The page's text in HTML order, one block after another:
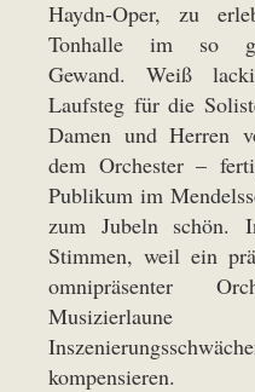
Haydn-Oper, zu
Tonhalle im so
Gewand. Weiß
Laufsteg für die
Damen und Herren
dem Orchester –
Publikum im
zum Jubeln schön.
Stimmen, weil ein
omnipräsenter
kompensieren.